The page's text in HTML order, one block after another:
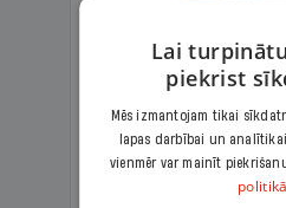
KOMPLEKTS IR +
Ģimenes komplekts –
Lai
piekrist
Mēs izmantojam tikai
lapas darbībai un
vienmēr var mainīt